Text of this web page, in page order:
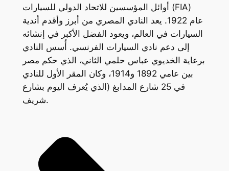
أوائل المؤسسين للاتحاد الدولي للسيارات (FIA)
عام 1922. يعد النادي المصري من أبرز وأقدم أندية
السيارات في العالم، ويعود الفضل الأكبر في إنشائه
إلى دعم نادي السيارات الفرنسي. أُسس النادي
برعاية الخديوي عباس حلمي الثاني، الذي حكم مصر
بين عامي 1892 و1914، وكان المقر الأول للنادي
في 25 شارع المدابغ (الذي يُعرف اليوم بشارع
شريف.